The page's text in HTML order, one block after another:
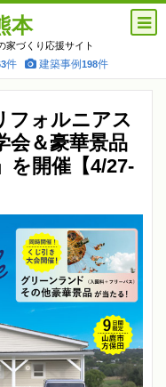
本
家づくり応援サイト
件 建築事例198件
フォルニアス
会＆豪華景品
を開催【4/27-